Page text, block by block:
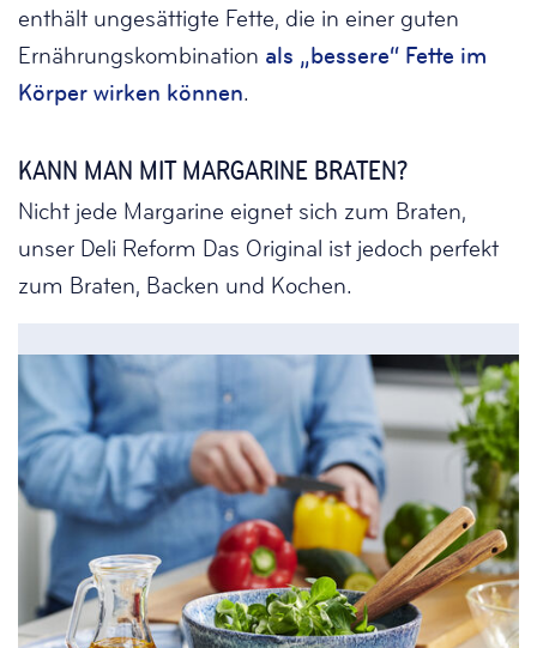
enthält ungesättigte Fette, die in einer guten
Ernährungskombination als „bessere“ Fette im
Körper wirken können.
KANN MAN MIT MARGARINE BRATEN?
Nicht jede Margarine eignet sich zum Braten,
unser Deli Reform Das Original ist jedoch perfekt
zum Braten, Backen und Kochen.